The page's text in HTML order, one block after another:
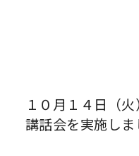
１０月１４日（
講話会を実施しま